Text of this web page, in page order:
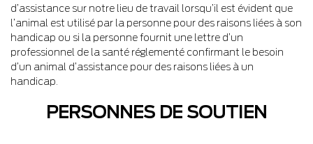
d’assistance sur notre lieu de travail lorsqu’il est évident que
l’animal est utilisé par la personne pour des raisons liées à son
handicap ou si la personne fournit une lettre d’un
professionnel de la santé réglementé confirmant le besoin
d’un animal d’assistance pour des raisons liées à un
handicap.
PERSONNES DE SOUTIEN